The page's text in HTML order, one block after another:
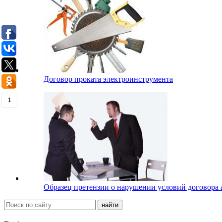
Договор проката электроинструмента
Образец претензии о нарушении условий договора
1